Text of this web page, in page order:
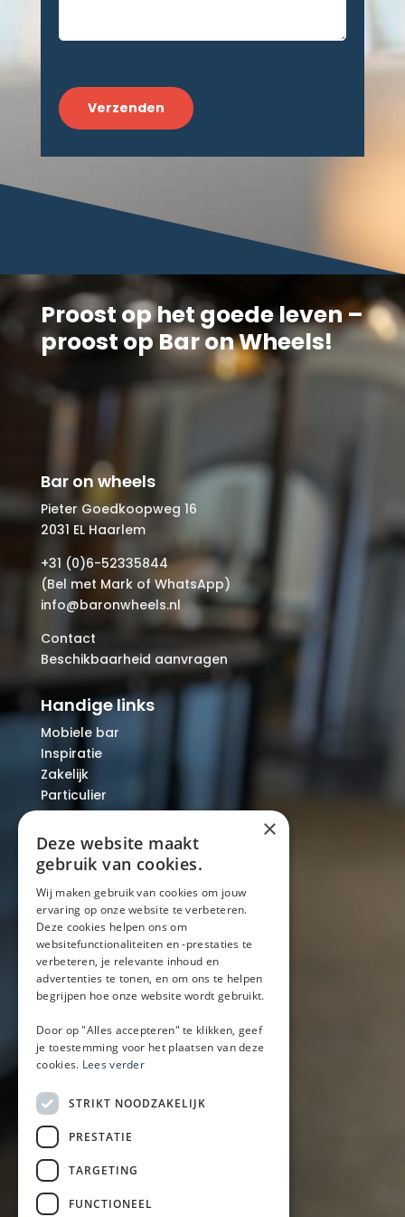
Proost op het goede leven –
proost op Bar on Wheels!
Bar on wheels
Pieter Goedkoopweg 16
2031 EL Haarlem
+31 (0)6-52335844
(Bel met Mark of WhatsApp)
info@baronwheels.nl
Contact
Beschikbaarheid aanvragen
Handige links
Mobiele bar
Inspiratie
Zakelijk
Particulier
Over ons
Blog
Locaties
Mobiele bar
Mobiele bar huren
Bier/wijn/fris bar
Champagnebar
Wijnbar
Aperol spritz bar
Arrangementen
Lunch
Borrel met hapjes
BBQ
Buffet
Walking dinner
×
Deze website maakt
gebruik van cookies.
Wij maken gebruik van cookies om jouw
ervaring op onze website te verbeteren.
Deze cookies helpen ons om
websitefunctionaliteiten en -prestaties te
verbeteren, je relevante inhoud en
advertenties te tonen, en om ons te helpen
begrijpen hoe onze website wordt gebruikt.
Door op "Alles accepteren" te klikken, geef
je toestemming voor het plaatsen van deze
cookies. Lees verder
STRIKT NOODZAKELIJK
PRESTATIE
TARGETING
FUNCTIONEEL